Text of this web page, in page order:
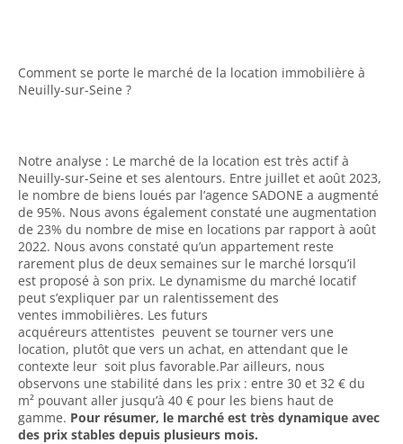
Comment se porte le marché de la location immobilière à
Neuilly-sur-Seine ?
Notre analyse : Le marché de la location est très actif à
Neuilly-sur-Seine et ses alentours. Entre juillet et août 2023,
le nombre de biens loués par l’agence SADONE a augmenté
de 95%. Nous avons également constaté une augmentation
de 23% du nombre de mise en locations par rapport à août
2022. Nous avons constaté qu’un appartement reste
rarement plus de deux semaines sur le marché lorsqu’il
est proposé à son prix. Le dynamisme du marché locatif
peut s’expliquer par un ralentissement des
ventes immobilières. Les futurs
acquéreurs attentistes peuvent se tourner vers une
location, plutôt que vers un achat, en attendant que le
contexte leur soit plus favorable.Par ailleurs, nous
observons une stabilité dans les prix : entre 30 et 32 € du
m² pouvant aller jusqu’à 40 € pour les biens haut de
gamme. Pour résumer, le marché est très dynamique avec
des prix stables depuis plusieurs mois.